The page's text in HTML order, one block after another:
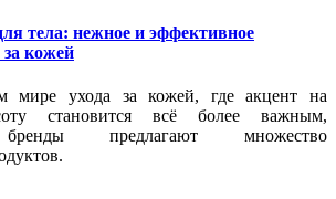
тела: нежное и эффективное
за кожей
мире ухода за кожей, где акцент на
становится всё более важным,
бренды предлагают множество